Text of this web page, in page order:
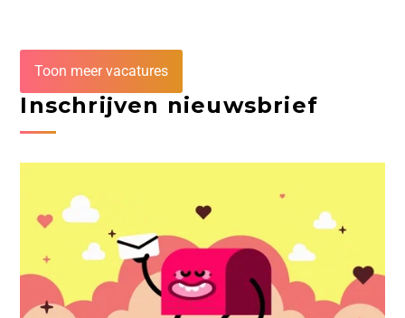
Toon meer vacatures
Inschrijven nieuwsbrief